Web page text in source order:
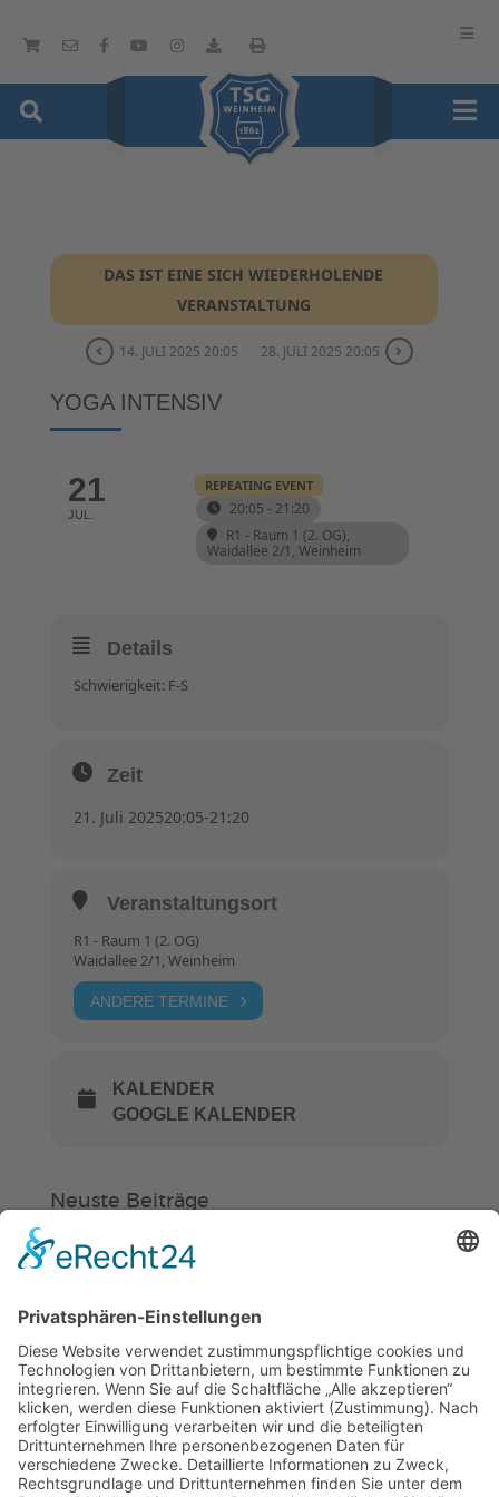
DAS IST EINE SICH WIEDERHOLENDE
VERANSTALTUNG
14. JULI 2025 20:05 28. JULI 2025 20:05
YOGA INTENSIV
21
JUL.
REPEATING EVENT
20:05 - 21:20
R1 - Raum 1 (2. OG),
Waidallee 2/1, Weinheim
Details
Schwierigkeit: F-S
Zeit
21. Juli 202520:05-21:20
Veranstaltungsort
R1 - Raum 1 (2. OG)
Waidallee 2/1, Weinheim
ANDERE TERMINE
KALENDER
GOOGLE KALENDER
Neuste Beiträge
Verein
ab 13 Uhr geschlossen
„Am Ende bekommt jeder ein
Schwimmabzeichen“